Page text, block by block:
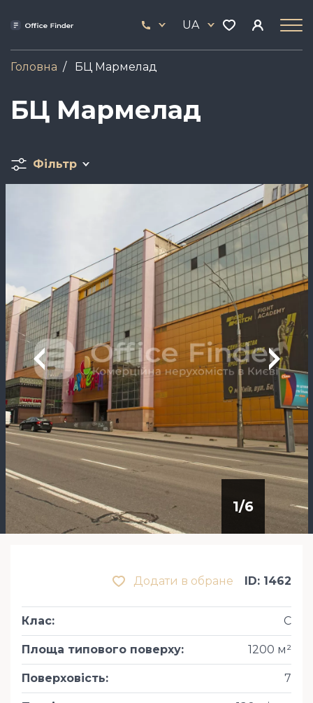
17
UA
Головна БЦ Мармелад
БЦ Мармелад
Фільтр
1/6
Додати в обране ID: 1462
Клас: С
Площа типового поверху: 1200 м²
Поверховість: 7